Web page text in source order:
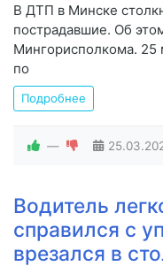
В ДТП в Минске
пострадавшие. Об
Мингорисполкома. 25
по
Подробнее
—
Водитель
справился с
врезался в